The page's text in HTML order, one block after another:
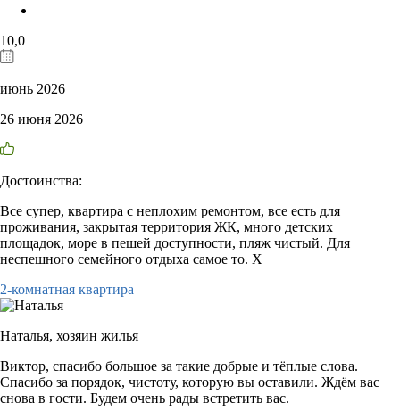
10,0
июнь 2026
26 июня 2026
Достоинства:
Все супер, квартира с неплохим ремонтом, все есть для
проживания, закрытая территория ЖК, много детских
площадок, море в пешей доступности, пляж чистый. Для
неспешного семейного отдыха самое то. Х
2-комнатная квартира
Наталья, хозяин жилья
Виктор, спасибо большое за такие добрые и тёплые слова.
Спасибо за порядок, чистоту, которую вы оставили. Ждём вас
снова в гости. Будем очень рады встретить вас.